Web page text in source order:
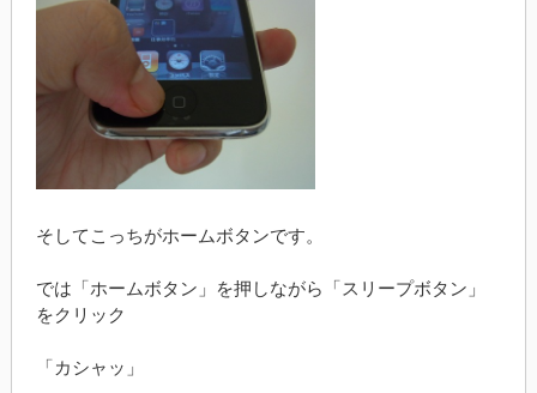
そしてこっちがホームボタンです。
では「ホームボタン」を押しながら「スリープボタン」
をクリック
「カシャッ」